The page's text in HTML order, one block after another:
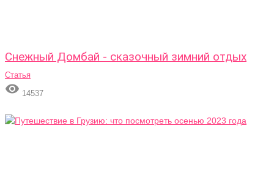
Снежный Домбай - сказочный зимний отдых
Статья
 14537